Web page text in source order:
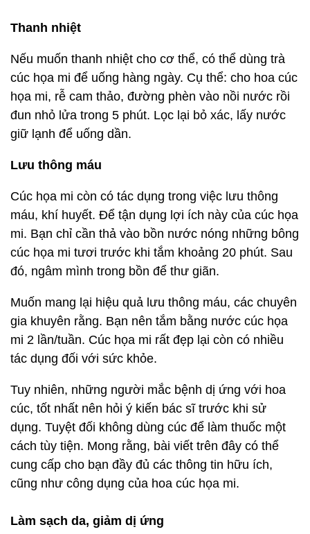
Thanh nhiệt
Nếu muốn thanh nhiệt cho cơ thể, có thể dùng trà
cúc họa mi để uống hàng ngày. Cụ thể: cho hoa cúc
họa mi, rễ cam thảo, đường phèn vào nồi nước rồi
đun nhỏ lửa trong 5 phút. Lọc lại bỏ xác, lấy nước
giữ lạnh để uống dần.
Lưu thông máu
Cúc họa mi còn có tác dụng trong việc lưu thông
máu, khí huyết. Để tận dụng lợi ích này của cúc họa
mi. Bạn chỉ cần thả vào bồn nước nóng những bông
cúc họa mi tươi trước khi tắm khoảng 20 phút. Sau
đó, ngâm mình trong bồn để thư giãn.
Muốn mang lại hiệu quả lưu thông máu, các chuyên
gia khuyên rằng. Bạn nên tắm bằng nước cúc họa
mi 2 lần/tuần. Cúc họa mi rất đẹp lại còn có nhiều
tác dụng đối với sức khỏe.
Tuy nhiên, những người mắc bệnh dị ứng với hoa
cúc, tốt nhất nên hỏi ý kiến bác sĩ trước khi sử
dụng. Tuyệt đối không dùng cúc để làm thuốc một
cách tùy tiện. Mong rằng, bài viết trên đây có thể
cung cấp cho bạn đầy đủ các thông tin hữu ích,
cũng như công dụng của hoa cúc họa mi.
Làm sạch da, giảm dị ứng